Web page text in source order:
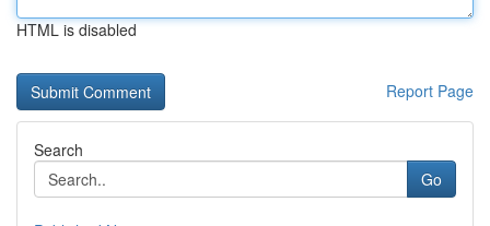
HTML is disabled
Report Page
Search
Go